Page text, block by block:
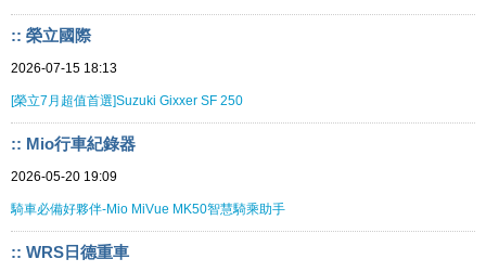
:: 榮立國際
2026-07-15 18:13
[榮立7月超值首選]Suzuki Gixxer SF 250
:: Mio行車紀錄器
2026-05-20 19:09
騎車必備好夥伴-Mio MiVue MK50智慧騎乘助手
:: WRS日德重車